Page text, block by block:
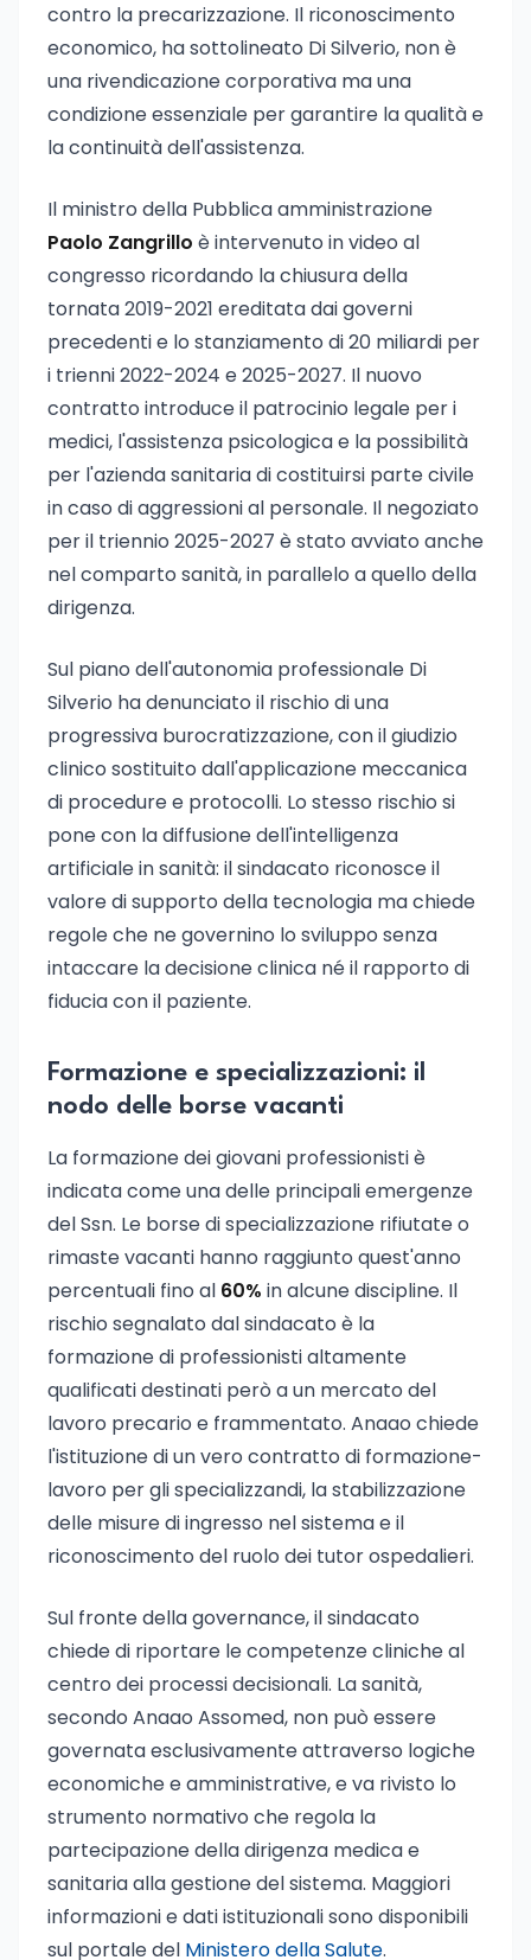
contro la precarizzazione. Il riconoscimento
economico, ha sottolineato Di Silverio, non è
una rivendicazione corporativa ma una
condizione essenziale per garantire la qualità e
la continuità dell'assistenza.
Il ministro della Pubblica amministrazione
Paolo Zangrillo è intervenuto in video al
congresso ricordando la chiusura della
tornata 2019-2021 ereditata dai governi
precedenti e lo stanziamento di 20 miliardi per
i trienni 2022-2024 e 2025-2027. Il nuovo
contratto introduce il patrocinio legale per i
medici, l'assistenza psicologica e la possibilità
per l'azienda sanitaria di costituirsi parte civile
in caso di aggressioni al personale. Il negoziato
per il triennio 2025-2027 è stato avviato anche
nel comparto sanità, in parallelo a quello della
dirigenza.
Sul piano dell'autonomia professionale Di
Silverio ha denunciato il rischio di una
progressiva burocratizzazione, con il giudizio
clinico sostituito dall'applicazione meccanica
di procedure e protocolli. Lo stesso rischio si
pone con la diffusione dell'intelligenza
artificiale in sanità: il sindacato riconosce il
valore di supporto della tecnologia ma chiede
regole che ne governino lo sviluppo senza
intaccare la decisione clinica né il rapporto di
fiducia con il paziente.
Formazione e specializzazioni: il
nodo delle borse vacanti
La formazione dei giovani professionisti è
indicata come una delle principali emergenze
del Ssn. Le borse di specializzazione rifiutate o
rimaste vacanti hanno raggiunto quest'anno
percentuali fino al 60% in alcune discipline. Il
rischio segnalato dal sindacato è la
formazione di professionisti altamente
qualificati destinati però a un mercato del
lavoro precario e frammentato. Anaao chiede
l'istituzione di un vero contratto di formazione-
lavoro per gli specializzandi, la stabilizzazione
delle misure di ingresso nel sistema e il
riconoscimento del ruolo dei tutor ospedalieri.
Sul fronte della governance, il sindacato
chiede di riportare le competenze cliniche al
centro dei processi decisionali. La sanità,
secondo Anaao Assomed, non può essere
governata esclusivamente attraverso logiche
economiche e amministrative, e va rivisto lo
strumento normativo che regola la
partecipazione della dirigenza medica e
sanitaria alla gestione del sistema. Maggiori
informazioni e dati istituzionali sono disponibili
sul portale del Ministero della Salute.